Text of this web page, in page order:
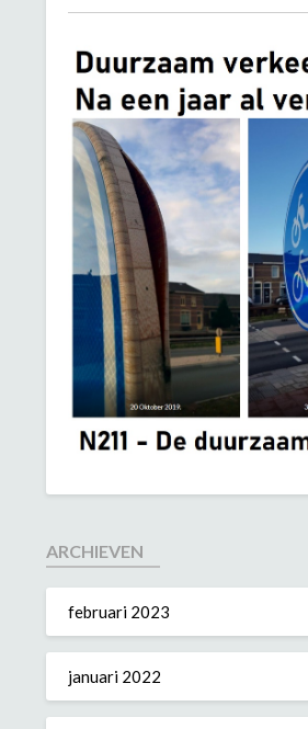
ARCHIEVEN
februari 2023
januari 2022